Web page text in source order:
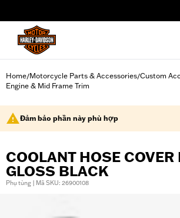
Home/Motorcycle Parts & Accessories/Custom
Engine & Mid Frame Trim
Đảm bảo phần này phù hợp
COOLANT HOSE COVER
GLOSS BLACK
Phụ tùng | Mã SKU: 26900108